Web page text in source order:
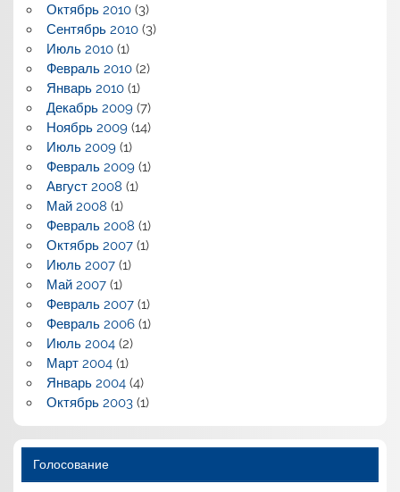
Октябрь 2010(3)
Сентябрь 2010(3)
Июль 2010(1)
Февраль 2010(2)
Январь 2010(1)
Декабрь 2009(7)
Ноябрь 2009(14)
Июль 2009(1)
Февраль 2009(1)
Август 2008 (1)
Май 2008 (1)
Февраль 2008 (1)
Октябрь 2007(1)
Июль 2007(1)
Май 2007(1)
Февраль 2007(1)
Февраль 2006(1)
Июль 2004(2)
Март 2004(1)
Январь 2004(4)
Октябрь 2003(1)
Голосование